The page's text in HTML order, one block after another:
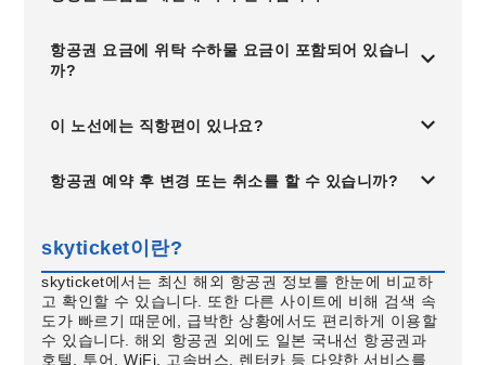
항공권 요금에 위탁 수하물 요금이 포함되어 있습니
까?
이 노선에는 직항편이 있나요?
항공권 예약 후 변경 또는 취소를 할 수 있습니까?
skyticket이란?
skyticket에서는 최신 해외 항공권 정보를 한눈에 비교하
고 확인할 수 있습니다. 또한 다른 사이트에 비해 검색 속
도가 빠르기 때문에, 급박한 상황에서도 편리하게 이용할
수 있습니다. 해외 항공권 외에도 일본 국내선 항공권과
호텔, 투어, WiFi, 고속버스, 렌터카 등 다양한 서비스를